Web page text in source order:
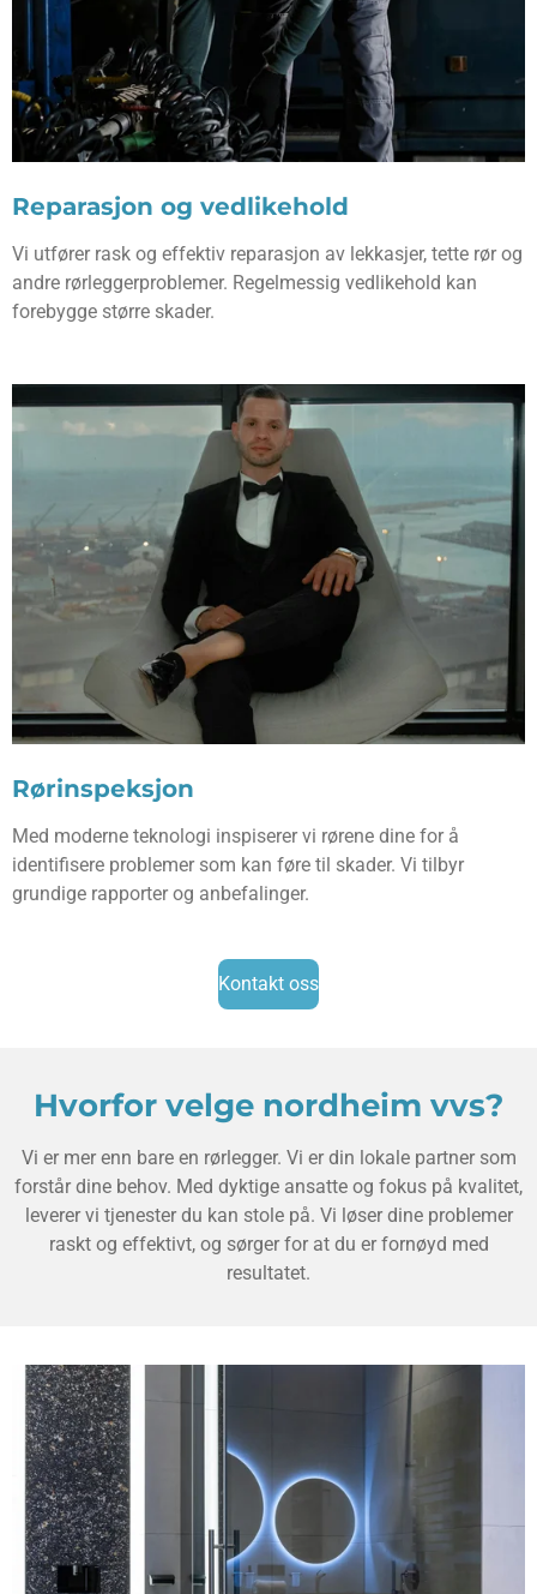
Reparasjon og vedlikehold
Vi utfører rask og effektiv reparasjon av lekkasjer, tette rør og
andre rørleggerproblemer. Regelmessig vedlikehold kan
forebygge større skader.
Rørinspeksjon
Med moderne teknologi inspiserer vi rørene dine for å
identifisere problemer som kan føre til skader. Vi tilbyr
grundige rapporter og anbefalinger.
Kontakt oss
Hvorfor velge nordheim vvs?
Vi er mer enn bare en rørlegger. Vi er din lokale partner som
forstår dine behov. Med dyktige ansatte og fokus på kvalitet,
leverer vi tjenester du kan stole på. Vi løser dine problemer
raskt og effektivt, og sørger for at du er fornøyd med
resultatet.